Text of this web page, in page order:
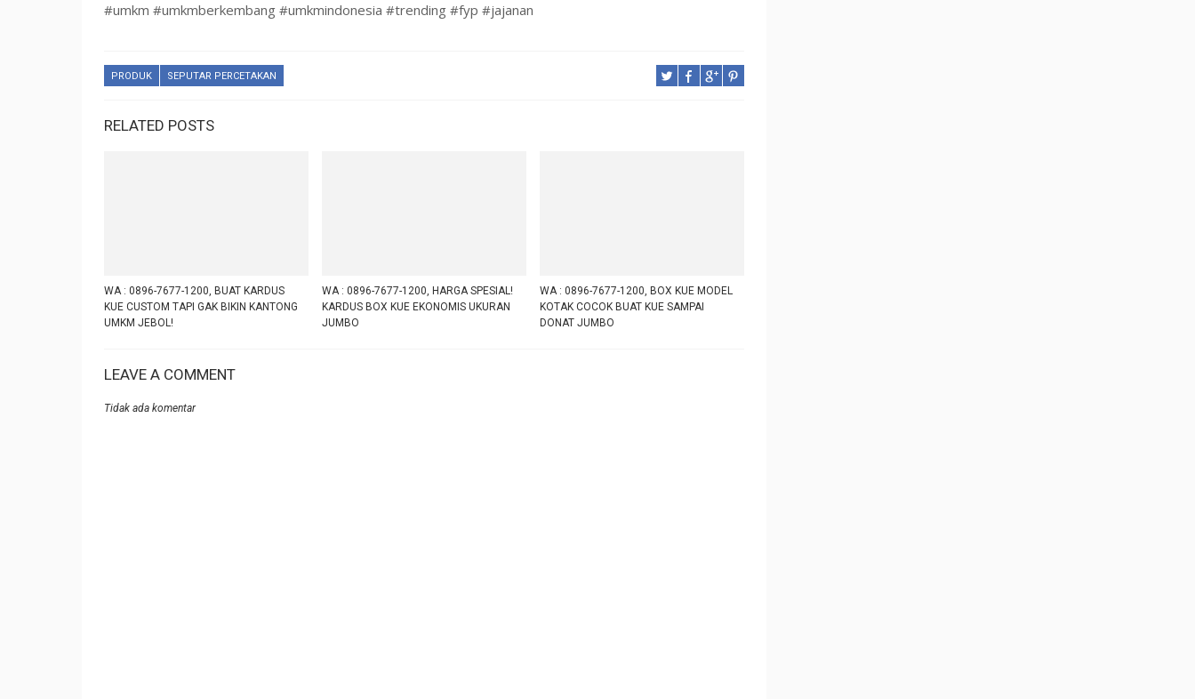
#umkm #umkmberkembang #umkmindonesia #trending #fyp #jajanan
PRODUK SEPUTAR PERCETAKAN
RELATED POSTS
WA : 0896-7677-1200, BUAT KARDUS
KUE CUSTOM TAPI GAK BIKIN KANTONG
UMKM JEBOL!
WA : 0896-7677-1200, HARGA SPESIAL!
KARDUS BOX KUE EKONOMIS UKURAN
JUMBO
WA : 0896-7677-1200, BOX KUE MODEL
KOTAK COCOK BUAT KUE SAMPAI
DONAT JUMBO
LEAVE A COMMENT
Tidak ada komentar